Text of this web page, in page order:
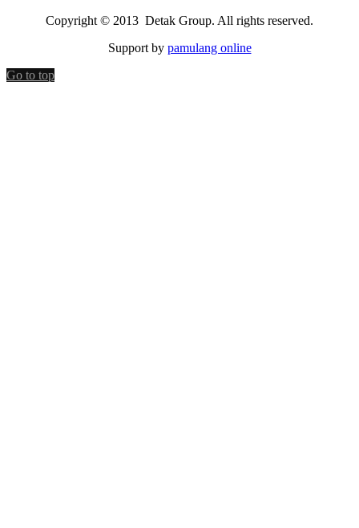
Copyright © 2013 Detak Group. All rights reserved.
Support by pamulang online
Go to top